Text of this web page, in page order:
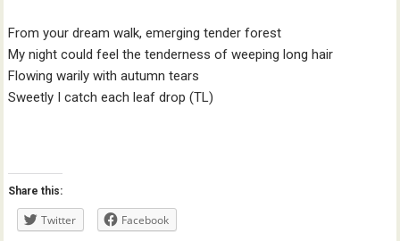
From your dream walk, emerging tender forest
My night could feel the tenderness of weeping long hair
Flowing warily with autumn tears
Sweetly I catch each leaf drop (TL)
Share this:
Twitter Facebook